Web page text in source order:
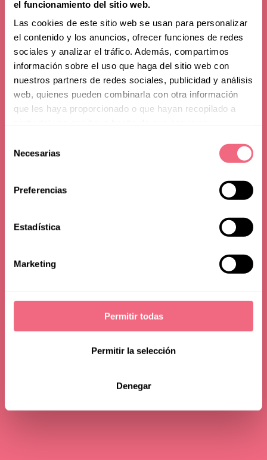
el funcionamiento del sitio web.
Las cookies de este sitio web se usan para personalizar
el contenido y los anuncios, ofrecer funciones de redes
sociales y analizar el tráfico. Además, compartimos
información sobre el uso que haga del sitio web con
nuestros partners de redes sociales, publicidad y análisis
web, quienes pueden combinarla con otra información
que les haya proporcionado o que hayan recopilado a
Necesarias
Preferencias
Estadística
Marketing
Permitir todas
Permitir la selección
Denegar
Consejos
¿Cuál es el país más
una FFS?
28 julio 2025 tiempo de lectura - 16 min